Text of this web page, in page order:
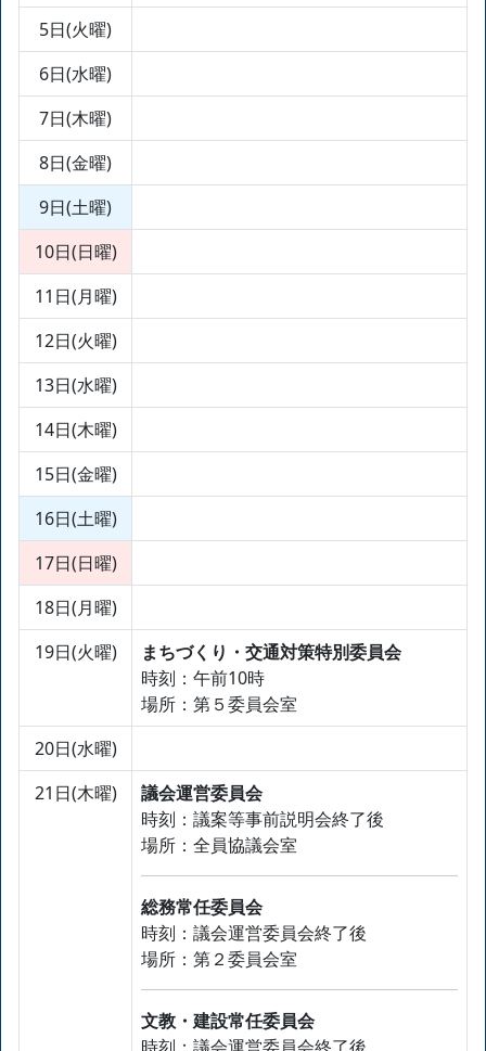
5日(火曜)
6日(水曜)
7日(木曜)
8日(金曜)
9日(土曜)
10日(日曜)
11日(月曜)
12日(火曜)
13日(水曜)
14日(木曜)
15日(金曜)
16日(土曜)
17日(日曜)
18日(月曜)
19日(火曜)
まちづくり・交通対策特別委員会
時刻：午前10時
場所：第５委員会室
20日(水曜)
21日(木曜)
議会運営委員会
時刻：議案等事前説明会終了後
場所：全員協議会室
総務常任委員会
時刻：議会運営委員会終了後
場所：第２委員会室
文教・建設常任委員会